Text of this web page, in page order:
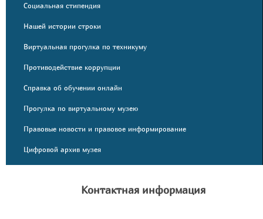
Социальная стипендия
Нашей истории строки
Виртуальная прогулка по техникуму
Противодействие коррупции
Справка об обучении онлайн
Прогулка по виртуальному музею
Правовые новости и правовое информирование
Цифровой архив музея
Контактная информация